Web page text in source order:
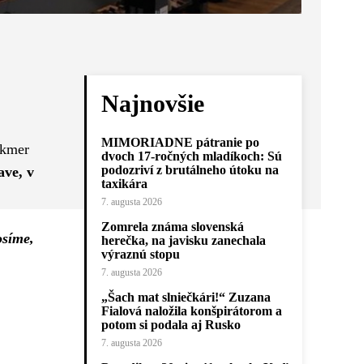
v
Najnovšie
MIMORIADNE pátranie po
dvoch 17-ročných mladíkoch: Sú
podozriví z brutálneho útoku na
taxikára
7. augusta 2026
Zomrela známa slovenská
herečka, na javisku zanechala
výraznú stopu
7. augusta 2026
„Šach mat slniečkári!“ Zuzana
Fialová naložila konšpirátorom a
potom si podala aj Rusko
7. augusta 2026